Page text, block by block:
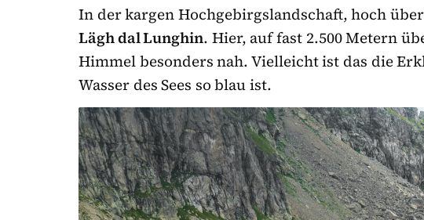
In der kargen Hochgebirgslandschaft, hoch
Lägh dal Lunghin. Hier, auf fast 2.500 Metern
Himmel besonders nah. Vielleicht ist das die
Wasser des Sees so blau ist.